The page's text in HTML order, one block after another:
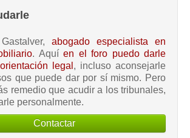
abogado especialista en
. Aquíen el foro puedo darle
legal , incluso aconsejarle
que puede dar por sí mismo. Pero
remedio que acudir a los tribunales,
personalmente.
Contactar